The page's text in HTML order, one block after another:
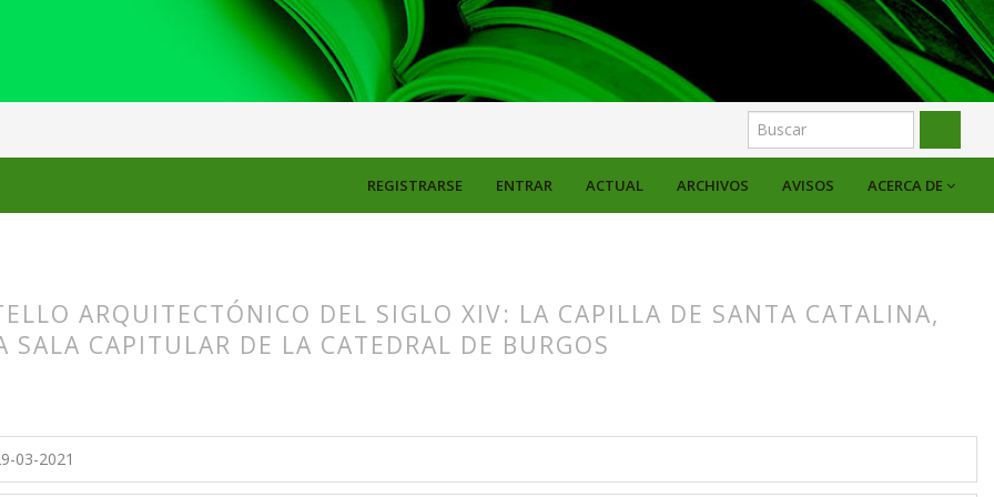
ACTUAL ARCHIVOS AVISOS ACERCA DE
REGISTRARSE ENTRAR
ARQUITECTÓNICO DEL SIGLO XIV: LA CAPILLA DE SANTA CATALINA,
SALA CAPITULAR DE LA CATEDRAL DE BURGOS
03-2021